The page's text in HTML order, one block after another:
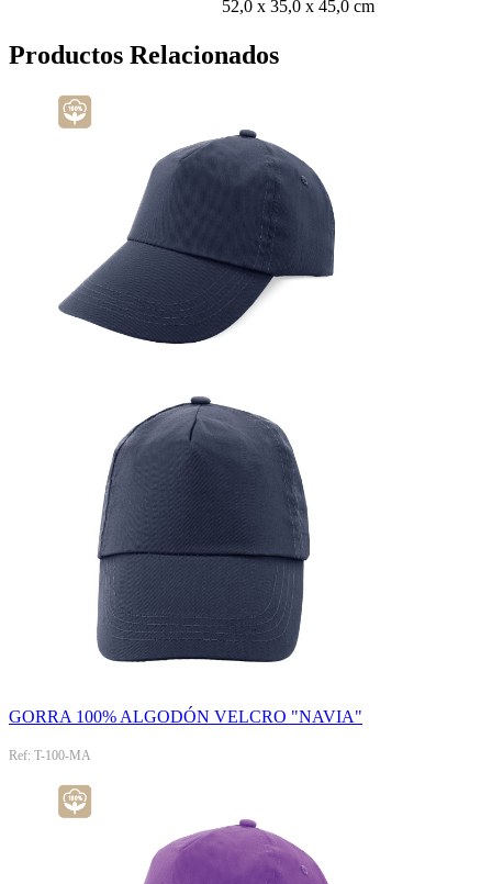
52,0 x 35,0 x 45,0 cm
Productos Relacionados
GORRA 100% ALGODÓN VELCRO "NAVIA"
Ref: T-100-MA